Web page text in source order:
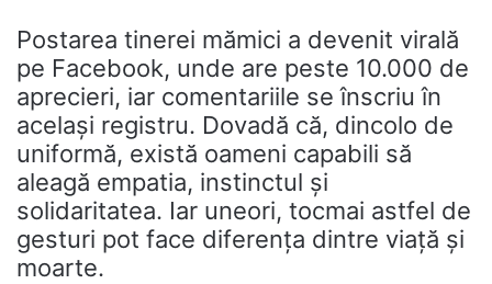
Postarea tinerei mămici a devenit virală
pe Facebook, unde are peste 10.000 de
aprecieri, iar comentariile se înscriu în
același registru. Dovadă că, dincolo de
uniformă, există oameni capabili să
aleagă empatia, instinctul și
solidaritatea. Iar uneori, tocmai astfel de
gesturi pot face diferența dintre viață și
moarte.